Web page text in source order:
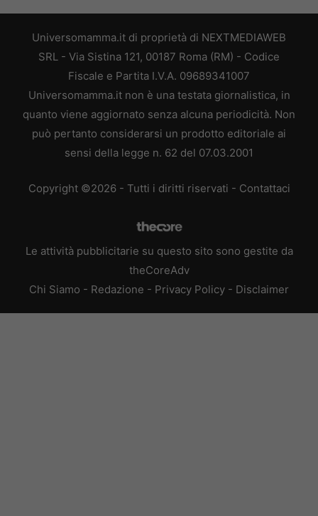
Universomamma.it di proprietà di NEXTMEDIAWEB
SRL - Via Sistina 121, 00187 Roma (RM) - Codice
Fiscale e Partita I.V.A. 09689341007
Universomamma.it non è una testata giornalistica, in
quanto viene aggiornato senza alcuna periodicità. Non
può pertanto considerarsi un prodotto editoriale ai
sensi della legge n. 62 del 07.03.2001
Copyright ©2026 - Tutti i diritti riservati - Contattaci
Le attività pubblicitarie su questo sito sono gestite da
theCoreAdv
Chi Siamo - Redazione - Privacy Policy - Disclaimer